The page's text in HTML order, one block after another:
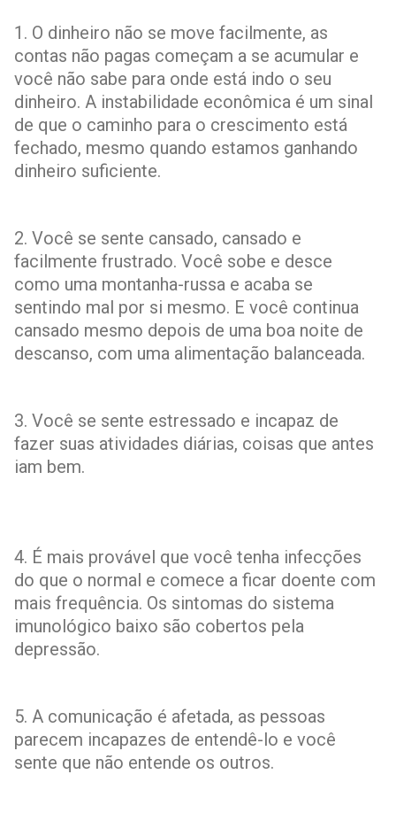
1. O dinheiro não se move facilmente, as
contas não pagas começam a se acumular e
você não sabe para onde está indo o seu
dinheiro. A instabilidade econômica é um sinal
de que o caminho para o crescimento está
fechado, mesmo quando estamos ganhando
dinheiro suficiente.
2. Você se sente cansado, cansado e
facilmente frustrado. Você sobe e desce
como uma montanha-russa e acaba se
sentindo mal por si mesmo. E você continua
cansado mesmo depois de uma boa noite de
descanso, com uma alimentação balanceada.
3. Você se sente estressado e incapaz de
fazer suas atividades diárias, coisas que antes
iam bem.
4. É mais provável que você tenha infecções
do que o normal e comece a ficar doente com
mais frequência. Os sintomas do sistema
imunológico baixo são cobertos pela
depressão.
5. A comunicação é afetada, as pessoas
parecem incapazes de entendê-lo e você
sente que não entende os outros.